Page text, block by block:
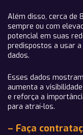
Além disso, cerca de
sempre ou com
potencial em suas
predispostos a usar
dados.
Esses dados
aumenta a
e reforça a
para atraí-los.
– Faça